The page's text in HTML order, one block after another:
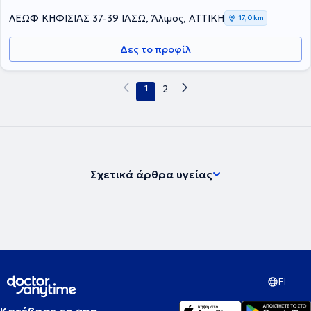
ΛΕΩΦ ΚΗΦΙΣΙΑΣ 37-39 ΙΑΣΩ, Άλιμος, ΑΤΤΙΚΗ 17,0 km
Δες το προφίλ
1 2
Σχετικά άρθρα υγείας
EL